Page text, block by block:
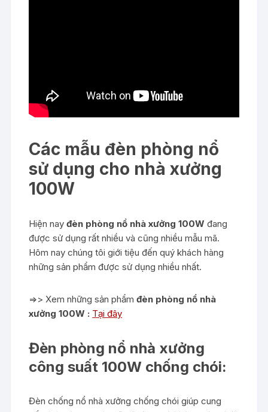
Các mẫu đèn phòng nổ
sử dụng cho nhà xưởng
100W
Hiện nayđèn phòng nổ nhà xưởng 100W đang
được sử dụng rất nhiều và cũng nhiều mẫu mã.
Hôm nay chúng tôi giới tiệu đến quý khách hàng
những sản phẩm được sử dụng nhiều nhất.
=>> Xem những sản phẩmđèn phòng nổ nhà
xưởng 100W : Tại đây
Đèn phòng nổ nhà xưởng
công suất 100W chống chói:
Đèn chống nổ nhà xưởng chống chói giúp cung